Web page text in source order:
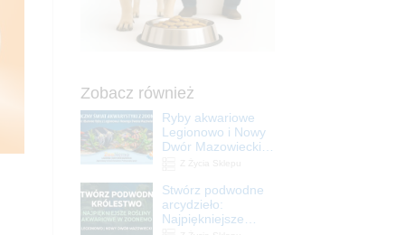
Zobacz również
Ryby akwariowe
Legionowo i Nowy
Dwór Mazowiecki –
Stwórz podwodne
arcydzieło:
Najpiękniejsze